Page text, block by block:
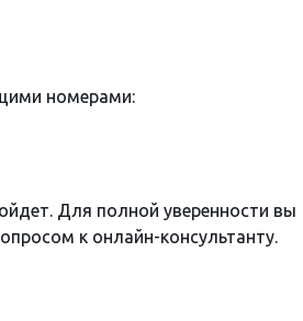
номерами:
Для полной уверенности вы
к онлайн-консультанту.